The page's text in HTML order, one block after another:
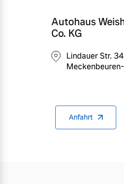
Autohaus
Co. KG
Lindauer Str.
Anfahrt